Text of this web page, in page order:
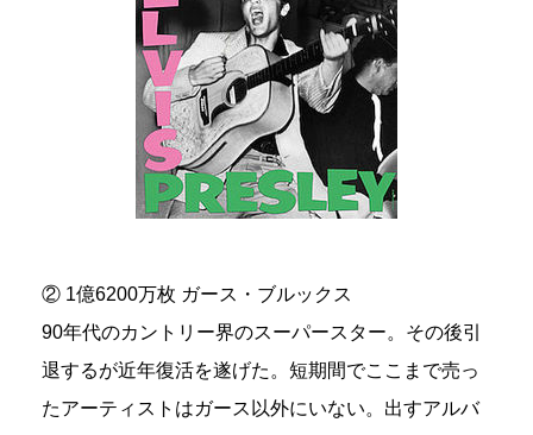
② 1億6200万枚 ガース・ブルックス
90年代のカントリー界のスーパースター。その後引
退するが近年復活を遂げた。短期間でここまで売っ
たアーティストはガース以外にいない。出すアルバ